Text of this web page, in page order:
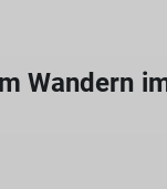
Wandern